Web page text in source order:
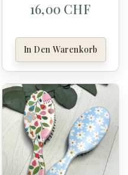
16,00 CHF
In Den Warenkorb